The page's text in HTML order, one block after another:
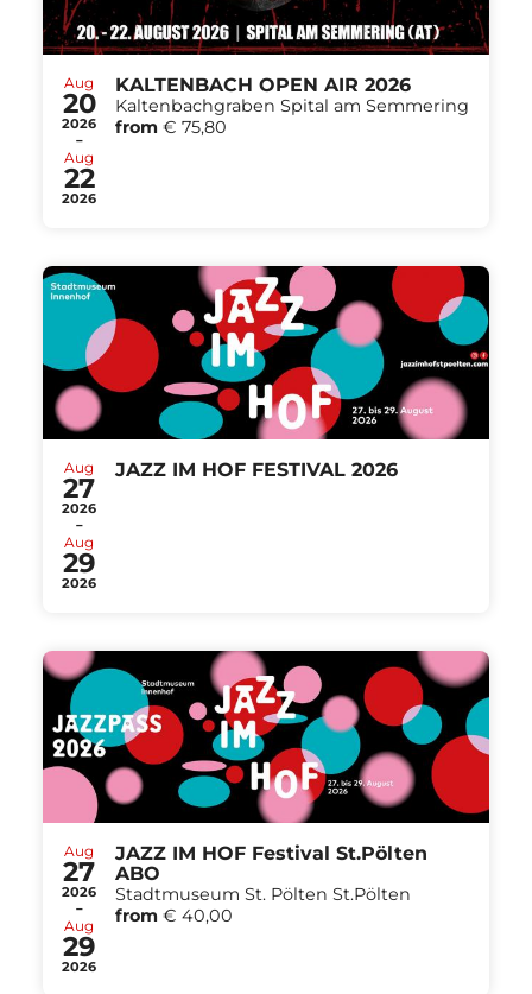
Aug
20
2026
-
Aug
22
2026
KALTENBACH OPEN AIR 2026
Kaltenbachgraben Spital am Semmering
from € 75,80
Aug
27
2026
-
Aug
29
2026
JAZZ IM HOF FESTIVAL 2026
Aug
27
2026
-
Aug
29
2026
JAZZ IM HOF Festival St.Pölten
ABO
Stadtmuseum St. Pölten St.Pölten
from € 40,00